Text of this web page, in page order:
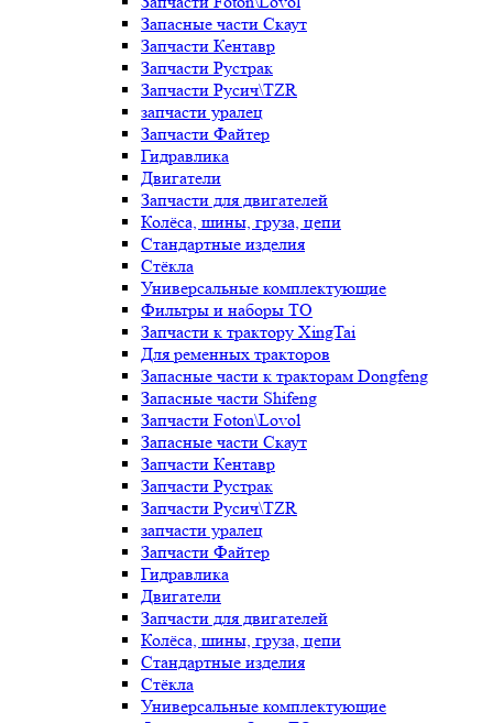
Запасные части Скаут
Запчасти Кентавр
Запчасти Рустрак
Запчасти Русич\TZR
запчасти уралец
Запчасти Файтер
Гидравлика
Двигатели
Запчасти для двигателей
Колёса, шины, груза, цепи
Стандартные изделия
Стёкла
Универсальные комплектующие
Фильтры и наборы ТО
Запчасти к трактору XingTai
Для ременных тракторов
Запасные части к тракторам Dongfeng
Запасные части Shifeng
Запчасти Foton\Lovol
Запасные части Скаут
Запчасти Кентавр
Запчасти Рустрак
Запчасти Русич\TZR
запчасти уралец
Запчасти Файтер
Гидравлика
Двигатели
Запчасти для двигателей
Колёса, шины, груза, цепи
Стандартные изделия
Стёкла
Универсальные комплектующие